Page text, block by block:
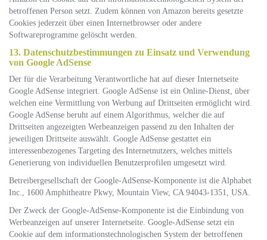
betroffenen Person setzt. Zudem können von Amazon bereits gesetzte
Cookies jederzeit über einen Internetbrowser oder andere
Softwareprogramme gelöscht werden.
13. Datenschutzbestimmungen zu Einsatz und Verwendung
von Google AdSense
Der für die Verarbeitung Verantwortliche hat auf dieser Internetseite
Google AdSense integriert. Google AdSense ist ein Online-Dienst, über
welchen eine Vermittlung von Werbung auf Drittseiten ermöglicht wird.
Google AdSense beruht auf einem Algorithmus, welcher die auf
Drittseiten angezeigten Werbeanzeigen passend zu den Inhalten der
jeweiligen Drittseite auswählt. Google AdSense gestattet ein
interessenbezogenes Targeting des Internetnutzers, welches mittels
Generierung von individuellen Benutzerprofilen umgesetzt wird.
Betreibergesellschaft der Google-AdSense-Komponente ist die Alphabet
Inc., 1600 Amphitheatre Pkwy, Mountain View, CA 94043-1351, USA.
Der Zweck der Google-AdSense-Komponente ist die Einbindung von
Werbeanzeigen auf unserer Internetseite. Google-AdSense setzt ein
Cookie auf dem informationstechnologischen System der betroffenen